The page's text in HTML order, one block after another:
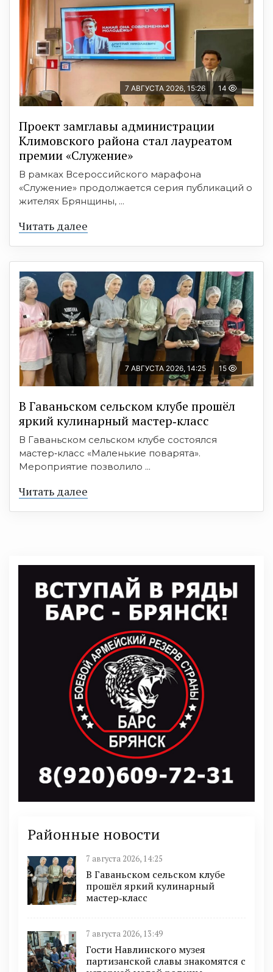
7 АВГУСТА 2026, 15:26 14
Проект замглавы администрации
Климовского района стал лауреатом
премии «Служение»
В рамках Всероссийского марафона
«Служение» продолжается серия публикаций о
жителях Брянщины, ...
Читать далее
7 АВГУСТА 2026, 14:25 15
В Гаваньском сельском клубе прошёл
яркий кулинарный мастер‑класс
В Гаваньском сельском клубе состоялся
мастер‑класс «Маленькие поварята».
Мероприятие позволило ...
Читать далее
Районные новости
7 августа 2026, 14:25
В Гаваньском сельском клубе
прошёл яркий кулинарный
мастер‑класс
7 августа 2026, 13:49
Гости Навлинского музея
партизанской славы знакомятся с